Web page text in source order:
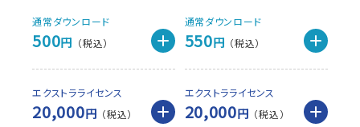
通常ダウンロード
500円
エクストラライセンス
20,000円
通常ダウンロード
550円
エクストラライセンス
20,000円